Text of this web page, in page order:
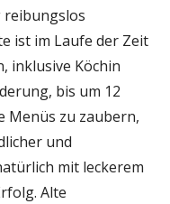
reibungslos
ist im Laufe der Zeit
inklusive Köchin
bis um 12
Menüs zu zaubern,
und
mit leckerem
Alte